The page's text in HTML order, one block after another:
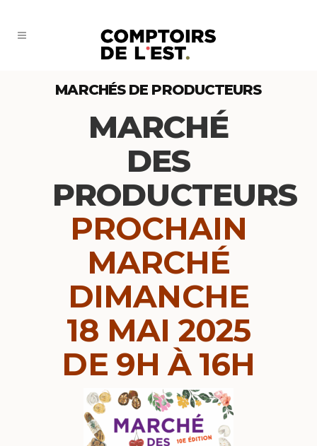
MARCHÉS DE PRODUCTEURS
MARCHÉ
DES
PRODUCTEURS
PROCHAIN
MARCHÉ
DIMANCHE
18 MAI 2025
DE 9H À 16H